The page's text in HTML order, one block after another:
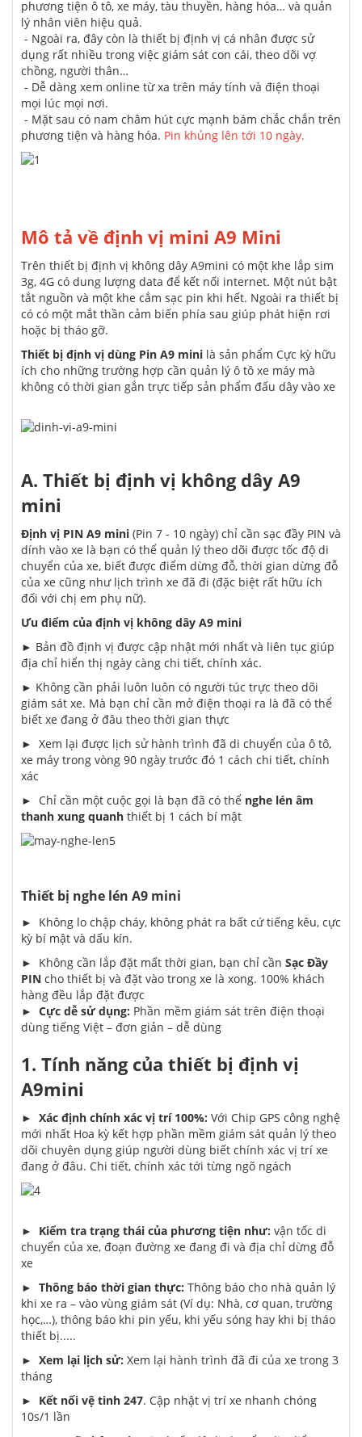
phương tiện ô tô, xe máy, tàu thuyền, hàng hóa… và quản
lý nhân viên hiệu quả.
- Ngoài ra, đây còn là thiết bị định vị cá nhân được sử
dụng rất nhiều trong việc giám sát con cái, theo dõi vợ
chồng, người thân…
- Dễ dàng xem online từ xa trên máy tính và điện thoại
mọi lúc mọi nơi.
- Mặt sau có nam châm hút cực mạnh bám chắc chắn trên
phương tiện và hàng hóa. Pin khủng lên tới 10 ngày.
Mô tả về định vị mini A9 Mini
Trên thiết bị định vị không dây A9mini có một khe lắp sim
3g, 4G có dung lượng data để kết nối internet. Một nút bật
tắt nguồn và một khe cắm sạc pin khi hết. Ngoài ra thiết bị
có có một mắt thần cảm biến phía sau giúp phát hiện rơi
hoặc bị tháo gỡ.
Thiết bị định vị dùng Pin A9 mini là sản phẩm Cực kỳ hữu
ích cho những trường hợp cần quản lý ô tô xe máy mà
không có thời gian gắn trực tiếp sản phẩm đấu dây vào xe
A. Thiết bị định vị không dây A9
mini
Định vị PIN A9 mini (Pin 7 - 10 ngày) chỉ cần sạc đầy PIN và
dính vào xe là bạn có thể quản lý theo dõi được tốc độ di
chuyển của xe, biết được điểm dừng đỗ, thời gian dừng đỗ
của xe cũng như lịch trình xe đã đi (đặc biệt rất hữu ích
đối với chị em phụ nữ).
Ưu điểm của định vị không dây A9 mini
► Bản đồ định vị được cập nhật mới nhất và liên tục giúp
địa chỉ hiển thị ngày càng chi tiết, chính xác.
► Không cần phải luôn luôn có người túc trực theo dõi
giám sát xe. Mà bạn chỉ cần mở điện thoại ra là đã có thể
biết xe đang ở đâu theo thời gian thực
► Xem lại được lịch sử hành trình đã di chuyển của ô tô,
xe máy trong vòng 90 ngày trước đó 1 cách chi tiết, chính
xác
► Chỉ cần một cuộc gọi là bạn đã có thể nghe lén âm
thanh xung quanh thiết bị 1 cách bí mật
Thiết bị nghe lén A9 mini
► Không lo chập cháy, không phát ra bất cứ tiếng kêu, cực
kỳ bí mật và dấu kín.
► Không cần lắp đặt mất thời gian, bạn chỉ cần Sạc Đầy
PIN cho thiết bị và đặt vào trong xe là xong. 100% khách
hàng đều lắp đặt được
► Cực dễ sử dụng: Phần mềm giám sát trên điện thoại
dùng tiếng Việt – đơn giản – dễ dùng
1. Tính năng của thiết bị định vị
A9mini
► Xác định chính xác vị trí 100%: Với Chip GPS công nghệ
mới nhất Hoa kỳ kết hợp phần mềm giám sát quản lý theo
dõi chuyên dụng giúp người dùng biết chính xác vị trí xe
đang ở đâu. Chi tiết, chính xác tới từng ngõ ngách
► Kiểm tra trạng thái của phương tiện như: vận tốc di
chuyển của xe, đoạn đường xe đang đi và địa chỉ dừng đỗ
xe
► Thông báo thời gian thực: Thông báo cho nhà quản lý
khi xe ra – vào vùng giám sát (Ví dụ: Nhà, cơ quan, trường
học,…), thông báo khi pin yếu, khi yếu sóng hay khi bị tháo
thiết bị.....
► Xem lại lịch sử: Xem lại hành trình đã đi của xe trong 3
tháng
► Kết nối vệ tinh 247. Cập nhật vị trí xe nhanh chóng
10s/1 lần